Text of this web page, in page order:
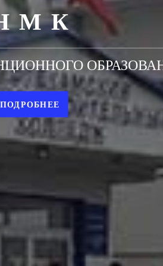
ПОДРОБНЕЕ